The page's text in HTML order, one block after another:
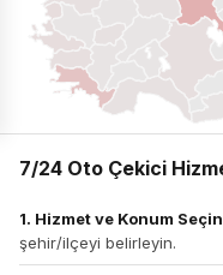
7/24 Oto Çekici
1. Hizmet ve Konum
şehir/ilçeyi belirleyin.